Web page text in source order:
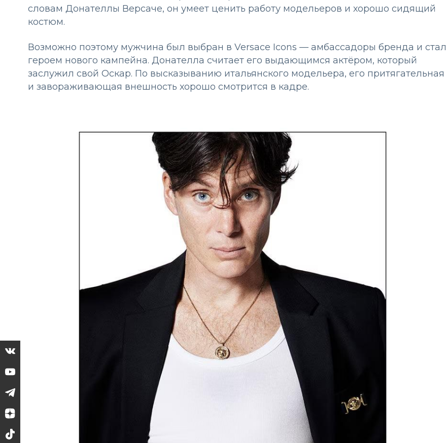
словам Донателлы Версаче, он умеет ценить работу модельеров и хорошо сидящий
костюм.
Возможно поэтому мужчина был выбран в Versace Icons — амбассадоры бренда и стал
героем нового кампейна. Донателла считает его выдающимся актёром, который
заслужил свой Оскар. По высказыванию итальянского модельера, его притягательная
и завораживающая внешность хорошо смотрится в кадре.